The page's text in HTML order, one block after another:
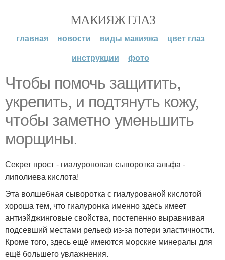
МАКИЯЖ ГЛАЗ
главная новости виды макияжа
цвет глаз
инструкции
фото
Чтобы помочь защитить,
укрепить, и подтянуть кожу,
чтобы заметно уменьшить
морщины.
Секрет прост - гиалуроновая сыворотка альфа -
липолиева кислота!
Эта волшебная сыворотка с гиалурованой кислотой
хороша тем, что гиалуронка именно здесь имеет
антиэйджинговые свойства, постепенно выравнивая
подсевший местами рельеф из-за потери эластичности.
Кроме того, здесь ещё имеются морские минералы для
ещё большего увлажнения.